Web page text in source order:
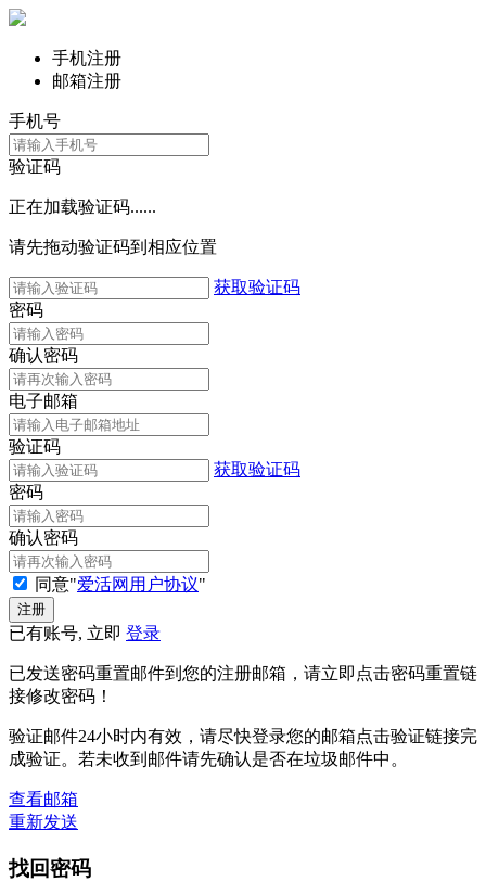
手机注册
邮箱注册
手机号
验证码
正在加载验证码......
请先拖动验证码到相应位置
获取验证码
密码
确认密码
电子邮箱
验证码
获取验证码
密码
确认密码
同意"爱活网用户协议"
已有账号, 立即 登录
已发送密码重置邮件到您的注册邮箱，请立即点击密码重置链
接修改密码！
验证邮件24小时内有效，请尽快登录您的邮箱点击验证链接完
成验证。若未收到邮件请先确认是否在垃圾邮件中。
查看邮箱
重新发送
找回密码